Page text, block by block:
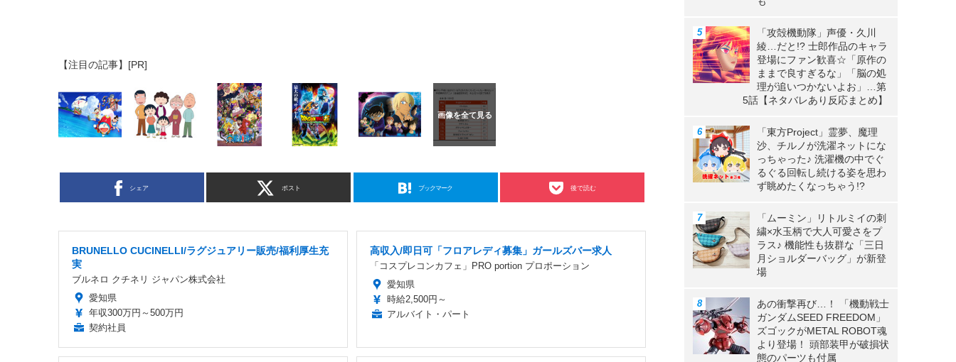
【注目の記事】[PR]
シェア ポスト ブックマーク 後で読む
BRUNELLO CUCINELLI/ラグジュアリー販売/福利厚生充
実
ブルネロ クチネリ ジャパン株式会社
愛知県
年収300万円～500万円
契約社員
高収入/即日可「フロアレディ募集」ガールズバー求人
「コスプレコンカフェ」PRO portion プロポーション
愛知県
時給2,500円～
アルバイト・パート
「攻殻機動隊」声優・久川
綾…だと!? 士郎作品のキャラ
登場にファン歓喜☆「原作の
ままで良すぎるな」「脳の処
理が追いつかないよお」…第
5話【ネタバレあり反応まとめ】
「東方Project」霊夢、魔理
沙、チルノが洗濯ネットにな
っちゃった♪ 洗濯機の中でぐ
るぐる回転し続ける姿を思わ
ず眺めたくなっちゃう!?
「ムーミン」リトルミイの刺
繍×水玉柄で大人可愛さをプ
ラス♪ 機能性も抜群な「三日
月ショルダーバッグ」が新登
場
あの衝撃再び…！ 「機動戦士
ガンダムSEED FREEDOM」
ズゴックがMETAL ROBOT魂
より登場！ 頭部装甲が破損状
態のパーツも付属